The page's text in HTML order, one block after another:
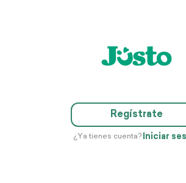
Regístrate
¿Ya tienes cuenta? Iniciar